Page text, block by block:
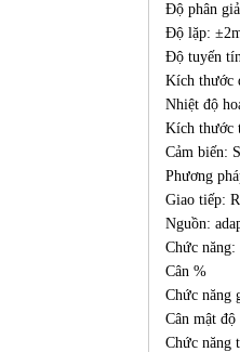
Độ phân
Độ lặp:
Độ tuyến
Kích thước
Nhiệt độ
Kích thước
Cảm biến:
Phương
Giao tiếp:
Nguồn:
Chức năng:
Cân %
Chức năng
Cân mật độ
Chức năng